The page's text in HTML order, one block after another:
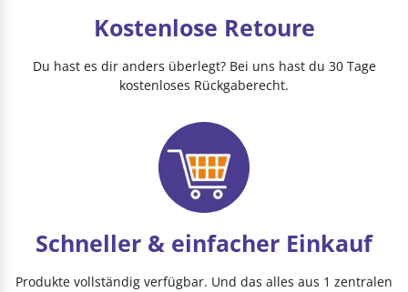
Kostenlose Retoure
Du hast es dir anders überlegt? Bei uns hast du 30 Tage
kostenloses Rückgaberecht.
Schneller & einfacher Einkauf
Produkte vollständig verfügbar. Und das alles aus 1 zentralen